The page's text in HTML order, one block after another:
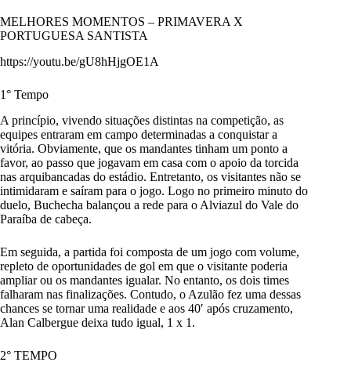
MELHORES MOMENTOS – PRIMAVERA X
PORTUGUESA SANTISTA
https://youtu.be/gU8hHjgOE1A
1° Tempo
A princípio, vivendo situações distintas na competição, as
equipes entraram em campo determinadas a conquistar a
vitória. Obviamente, que os mandantes tinham um ponto a
favor, ao passo que jogavam em casa com o apoio da torcida
nas arquibancadas do estádio. Entretanto, os visitantes não se
intimidaram e saíram para o jogo. Logo no primeiro minuto do
duelo, Buchecha balançou a rede para o Alviazul do Vale do
Paraíba de cabeça.
Em seguida, a partida foi composta de um jogo com volume,
repleto de oportunidades de gol em que o visitante poderia
ampliar ou os mandantes igualar. No entanto, os dois times
falharam nas finalizações. Contudo, o Azulão fez uma dessas
chances se tornar uma realidade e aos 40′ após cruzamento,
Alan Calbergue deixa tudo igual, 1 x 1.
2° TEMPO